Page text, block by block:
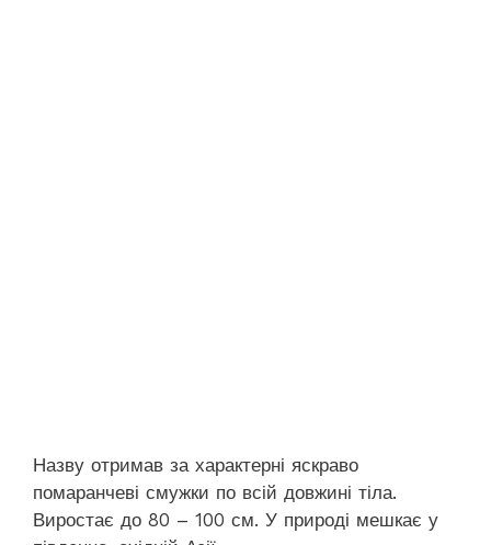
Назву отримав за характерні яскраво
помаранчеві смужки по всій довжині тіла.
Виростає до 80 – 100 см. У природі мешкає у